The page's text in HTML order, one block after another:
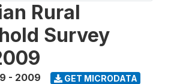
Rural
Survey
- 2009 GET MICRODATA